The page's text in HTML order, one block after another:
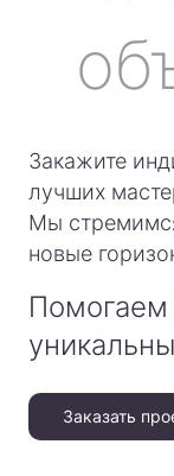
Закажите
лучших
Мы
новые
Помогаем
Заказать